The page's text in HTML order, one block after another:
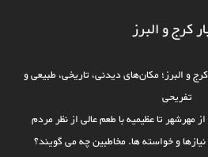
کرج و البرز
و البرز؛ مکان‌های دیدنی، تاریخی، طبیعی و
تفریحی
مهرشهر تا عظیمیه با طعم عالی از نظر مردم
و خواسته ها. مخاطبین چه می گویند؟